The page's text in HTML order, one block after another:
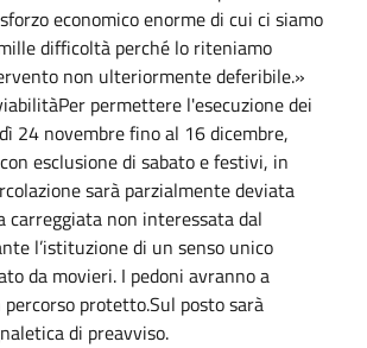
economico enorme di cui ci siamo
difficoltà perché lo riteniamo
non ulteriormente deferibile.»
permettere l'esecuzione dei
24 novembre fino al 16 dicembre,
esclusione di sabato e festivi, in
sarà parzialmente deviata
carreggiata non interessata dal
l’istituzione di un senso unico
da movieri. I pedoni avranno a
protetto.Sul posto sarà
di preavviso.